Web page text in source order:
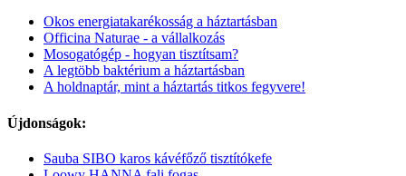
Okos energiatakarékosság a háztartásban
Officina Naturae - a vállalkozás
Mosogatógép - hogyan tisztítsam?
A legtöbb baktérium a háztartásban
A holdnaptár, mint a háztartás titkos fegyvere!
Újdonságok:
Sauba SIBO karos kávéfőző tisztítókefe